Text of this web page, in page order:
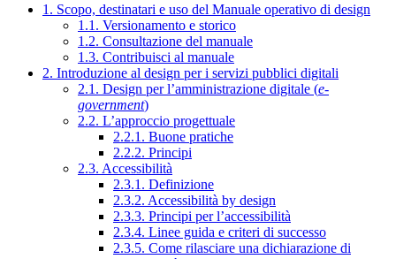
1. Scopo, destinatari e uso del Manuale operativo di design
1.1. Versionamento e storico
1.2. Consultazione del manuale
1.3. Contribuisci al manuale
2. Introduzione al design per i servizi pubblici digitali
2.1. Design per l’amministrazione digitale (e-
government)
2.2. L’approccio progettuale
2.2.1. Buone pratiche
2.2.2. Principi
2.3. Accessibilità
2.3.1. Definizione
2.3.2. Accessibilità by design
2.3.3. Principi per l’accessibilità
2.3.4. Linee guida e criteri di successo
2.3.5. Come rilasciare una dichiarazione di